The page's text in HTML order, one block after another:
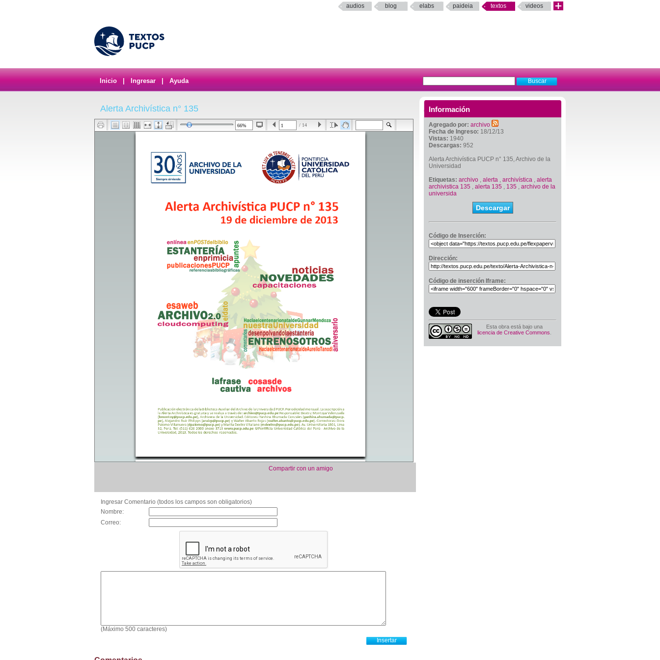
audios blog elabs paideia textos videos
Inicio Ingresar Ayuda
Información
Agregado por: archivo
Fecha de Ingreso: 18/12/13
Vistas: 1940
Descargas: 952
Alerta Archivística PUCP n° 135, Archivo de la
Universidad
Etiquetas: archivo , alerta , archivística , alerta
archivistica 135 , alerta 135 , 135 , archivo de la
universida
Descargar
Código de Inserción:
Dirección:
Código de inserción Iframe:
Esta obra está bajo una
licencia de Creative Commons
Alerta Archivística n° 135
/ 14
Compartir con un amigo
Ingresar Comentario (todos los campos son obligatorios)
Nombre:
Correo:
(Máximo 500 caracteres)